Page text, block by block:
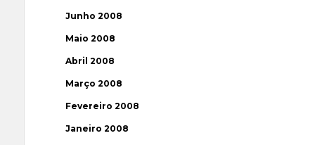
Junho 2008
Maio 2008
Abril 2008
Março 2008
Fevereiro 2008
Janeiro 2008